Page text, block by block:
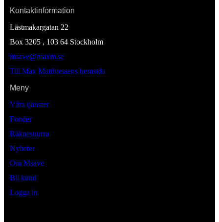
Kontaktinformation
Lästmakargatan 22
Box 3205 , 103 64 Stockholm
msave@maxm.se
Till Max Matthiessens hemsida
Meny
Våra tjänster
Fonder
Räknesnurra
Nyheter
Om Msave
Bli kund
Logga in